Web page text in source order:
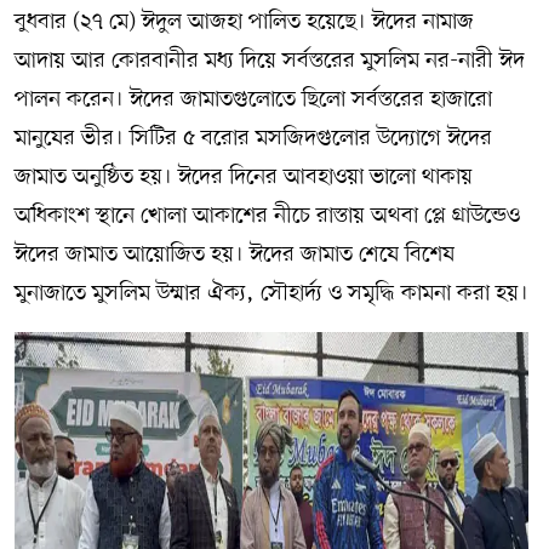
বুধবার (২৭ মে) ঈদুল আজহা পালিত হয়েছে। ঈদের নামাজ
আদায় আর কোরবানীর মধ্য দিয়ে সর্বস্তরের মুসলিম নর-নারী ঈদ
পালন করেন। ঈদের জামাতগুলোতে ছিলো সর্বস্তরের হাজারো
মানুষের ভীর। সিটির ৫ বরোর মসজিদগুলোর উদ্যোগে ঈদের
জামাত অনুষ্ঠিত হয়। ঈদের দিনের আবহাওয়া ভালো থাকায়
অধিকাংশ স্থানে খোলা আকাশের নীচে রাস্তায় অথবা প্লে গ্রাউন্ডেও
ঈদের জামাত আয়োজিত হয়। ঈদের জামাত শেষে বিশেষ
মুনাজাতে মুসলিম উম্মার ঐক্য, সৌহার্দ্য ও সমৃদ্ধি কামনা করা হয়।